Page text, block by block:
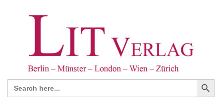
Search
for:
Search Button